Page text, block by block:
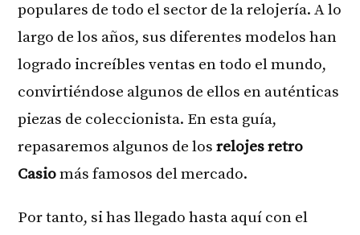
populares de todo el sector de la relojería. A lo
largo de los años, sus diferentes modelos han
logrado increíbles ventas en todo el mundo,
convirtiéndose algunos de ellos en auténticas
piezas de coleccionista. En esta guía,
repasaremos algunos de losrelojes retro
Casiomás famosos del mercado.
Por tanto, si has llegado hasta aquí con el